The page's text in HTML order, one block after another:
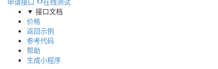
▼ 接口文档
价格
返回示例
参考代码
帮助
生成小程序